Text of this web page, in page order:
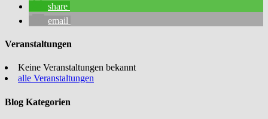
share
email
Veranstaltungen
Keine Veranstaltungen bekannt
alle Veranstaltungen
Blog Kategorien